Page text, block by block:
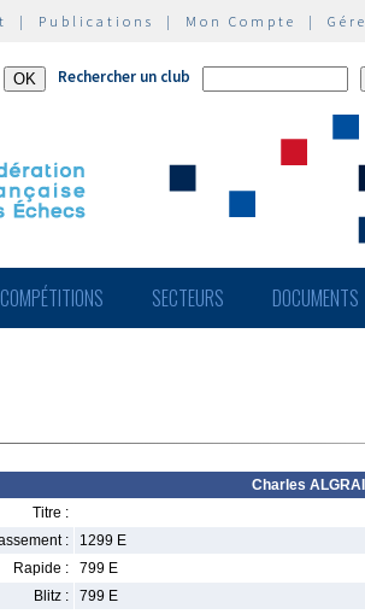
| Publications | Mon Compte |
Rechercher un club
COMPÉTITIONS SECTEURS DOCUMENTS
Charles
Titre :
:
1299 E
Rapide :
799 E
Blitz :
799 E